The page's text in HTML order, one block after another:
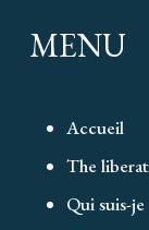
MENU
Accueil
The
Qui suis-je